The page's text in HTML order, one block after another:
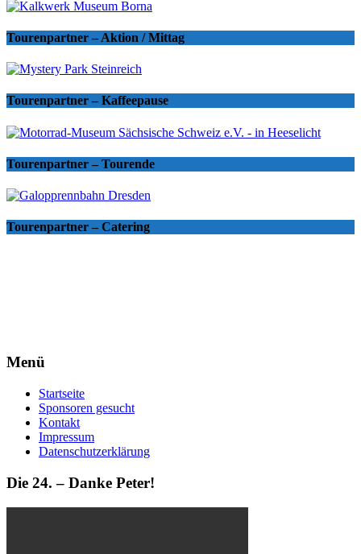
Tourenpartner – Aktion / Mittag
Tourenpartner – Kaffeepause
Tourenpartner – Tourende
Tourenpartner – Catering
Menü
Startseite
Sponsoren gesucht
Kontakt
Impressum
Datenschutzerklärung
Die 24. – Danke Peter!